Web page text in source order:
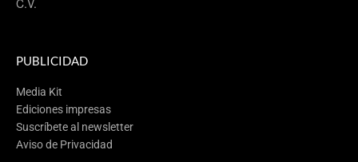
PUBLICIDAD
Media Kit
Ediciones impresas
Suscríbete al newsletter
Aviso de Privacidad